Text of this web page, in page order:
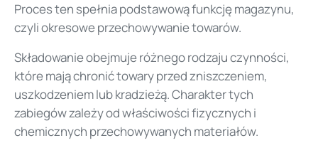
Proces ten spełnia podstawową funkcję magazynu,
czyli okresowe przechowywanie towarów.
Składowanie obejmuje różnego rodzaju czynności,
które mają chronić towary przed zniszczeniem,
uszkodzeniem lub kradzieżą. Charakter tych
zabiegów zależy od właściwości fizycznych i
chemicznych przechowywanych materiałów.